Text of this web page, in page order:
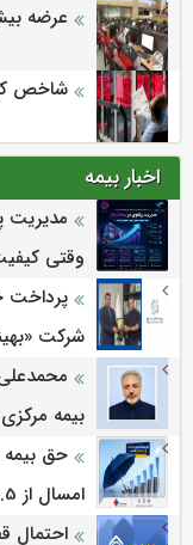
عرضه بیش‌از ۳.۲ میلیون تن
شاخص کل ۲۰ هزار واحد
اخبار بیمه
مدیریت
وقتی
شرکت
بیمه
حق
امسال از 14.5 همت گذشت
احتمال